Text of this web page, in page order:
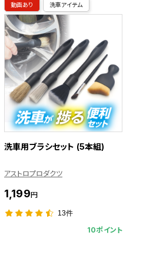
動画あり 洗車アイテム
洗車用ブラシセット (5本組)
アストロプロダクツ
1,199円
13件
10ポイント